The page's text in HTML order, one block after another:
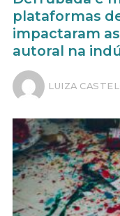
plataformas
impactaram
autoral na
LUIZA